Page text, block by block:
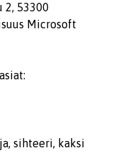
2, 53300
Microsoft
sihteeri, kaksi